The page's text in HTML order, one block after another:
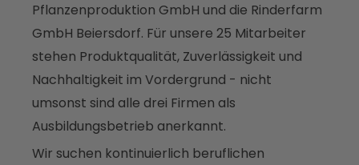
Pflanzenproduktion GmbH und die Rinderfarm
GmbH Beiersdorf. Für unsere 25 Mitarbeiter
stehen Produktqualität, Zuverlässigkeit und
Nachhaltigkeit im Vordergrund - nicht
umsonst sind alle drei Firmen als
Ausbildungsbetrieb anerkannt.
Wir suchen kontinuierlich beruflichen